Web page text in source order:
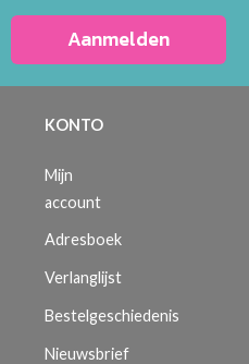
Aanmelden
KONTO
Mijn
account
Adresboek
Verlanglijst
Bestelgeschiedenis
Nieuwsbrief